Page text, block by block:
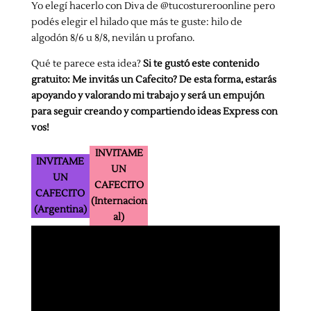
Yo elegí hacerlo con Diva de @tucostureroonline pero
podés elegir el hilado que más te guste: hilo de
algodón 8/6 u 8/8, nevilán u profano.
Qué te parece esta idea?Si te gustó este contenido
gratuito: Me invitás un Cafecito?De esta forma, estarás
apoyando y valorando mi trabajo y será un empujón
para seguir creando y compartiendo ideas Express con
vos!
INVITAME
UN
CAFECITO
(Argentina)
INVITAME
UN
CAFECITO
(Internacion
al)